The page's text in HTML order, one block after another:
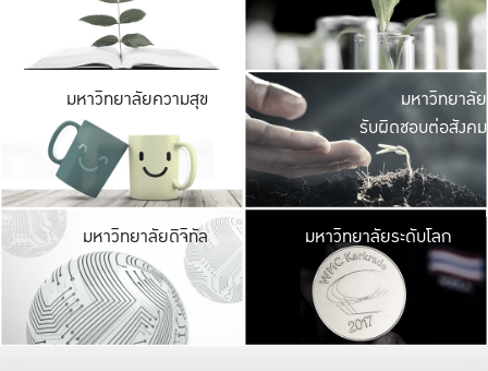
เป็นป่าในเมือง เกษต
มหาวิทยาลัยความสุข มหาวิ
ค
เปิดประ
และพบเรื่องราวใ
มหาวิทยาลัย
รับผิดชอบต่อสังคม
มหาวิทยาลัยดิจิทัล มหาวิ
เปลี่ยนแปลง แล
เพื่อทำง
ระบบสารสนเทศ
มหาวิทยาลัยระดับโลก